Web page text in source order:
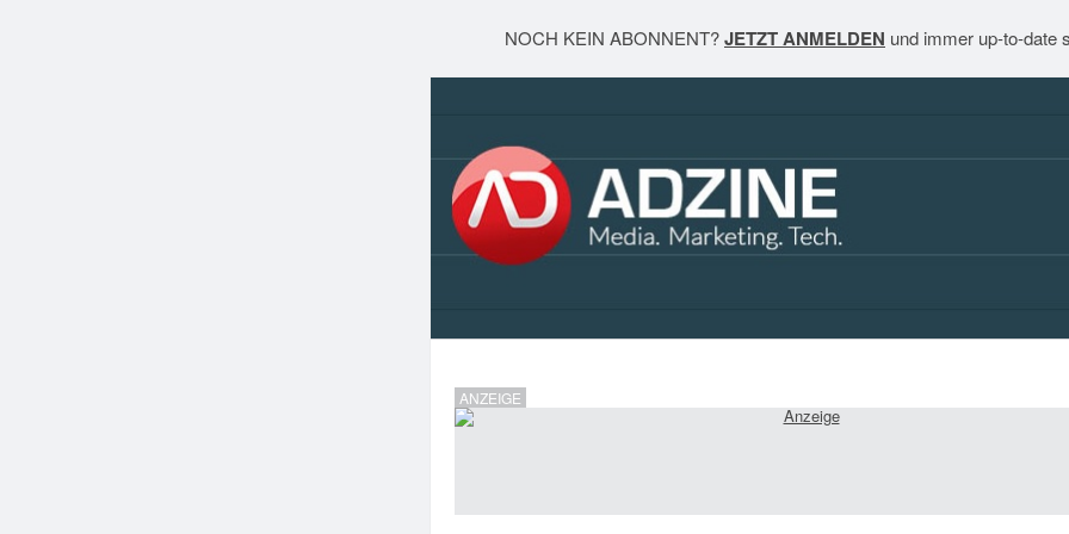
NOCH KEIN ABONNENT?JETZT ANMELDEN und immer up-to-date
ANZEIGE